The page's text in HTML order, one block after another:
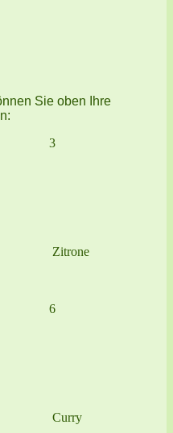
Sie oben Ihre
3
Zitrone
6
Curry